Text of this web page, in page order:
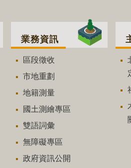
業務資訊
區段徵收
市地重劃
地籍測量
國土測繪專區
雙語詞彙
無障礙專區
政府資訊公開